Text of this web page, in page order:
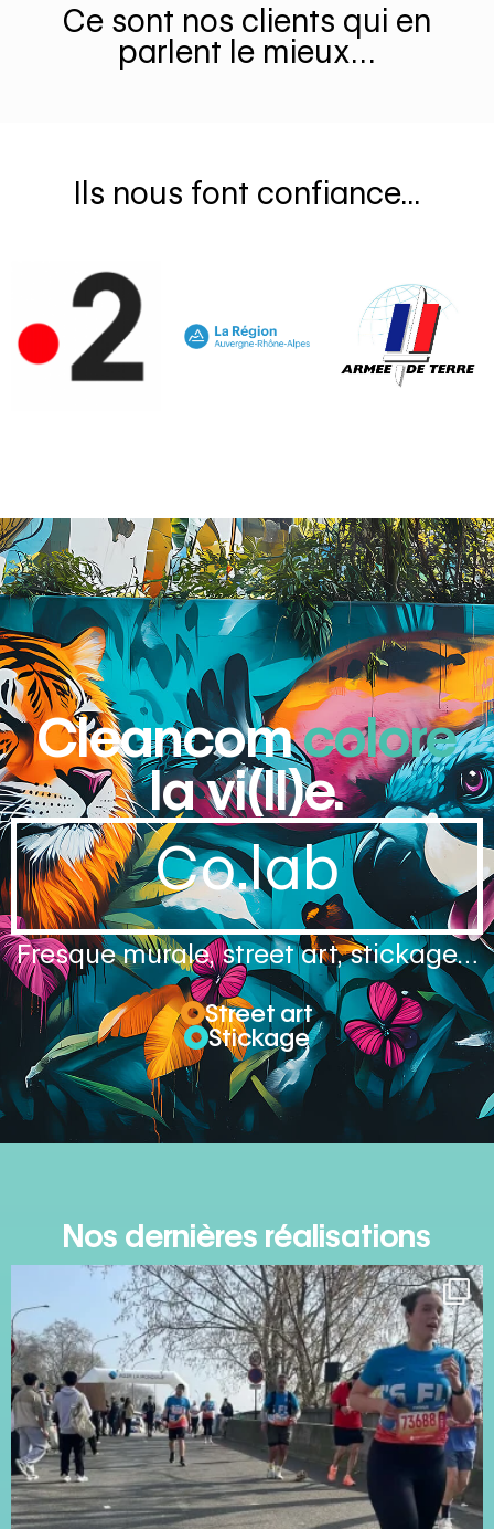
Ce sont nos clients qui en
parlent le mieux…
Ils nous font confiance...
Cleancomcolore
la vi(ll)e.
Co.lab
Fresque murale, street art, stickage…
Street art
Stickage
Nos dernières réalisations